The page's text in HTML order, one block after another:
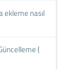
ekleme nasıl
(